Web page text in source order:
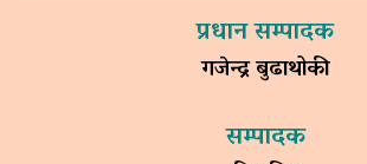
प्रधान सम्पादक
गजेन्द्र बुढाथोकी
सम्पादक